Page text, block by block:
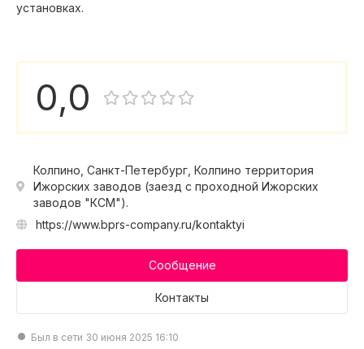
установках.
0,0
Колпино, Санкт-Петербург, Колпино территория
Ижорских заводов (заезд с проходной Ижорских
заводов "КСМ").
https://www.bprs-company.ru/kontaktyi
Сообщение
Контакты
Был в сети 30 июня 2025 16:10